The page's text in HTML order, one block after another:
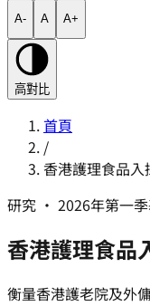
A- A A+
高對比
首頁
/
香港護理食品入
研究 · 2026年第一
香港護理食品
衡量香港護老院及外